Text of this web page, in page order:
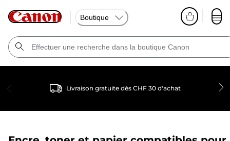
Boutique
Livraison gratuite dès CHF 30 d'achat